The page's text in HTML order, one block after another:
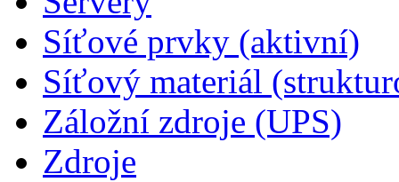
Síťové prvky (aktivní)
Síťový materiál
Záložní zdroje (UPS)
Zdroje